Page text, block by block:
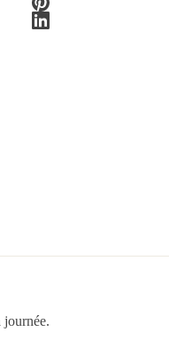
journée.